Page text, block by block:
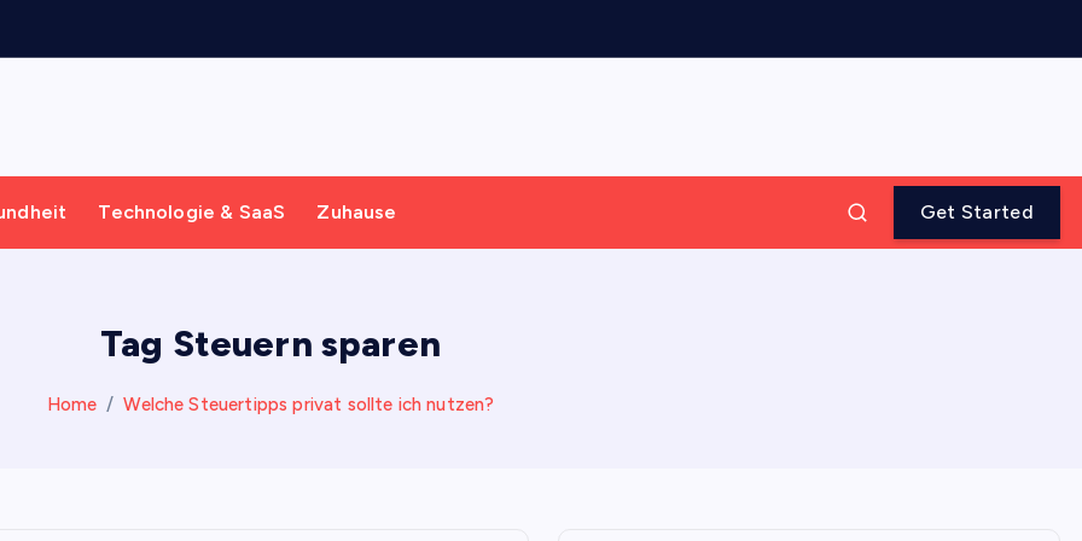
Technologie & SaaS Zuhause Get Started
Tag Steuern sparen
Home Welche Steuertipps privat sollte ich nutzen?